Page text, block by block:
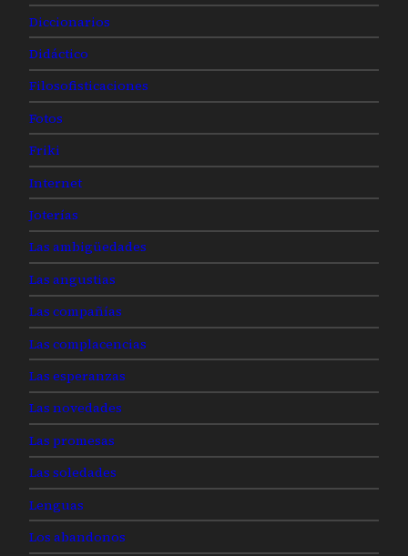
Diccionarios
Didáctico
Filosofisticaciones
Fotos
Friki
Internet
Joterías
Las ambigüedades
Las angustias
Las compañías
Las complacencias
Las esperanzas
Las novedades
Las promesas
Las soledades
Lenguas
Los abandonos